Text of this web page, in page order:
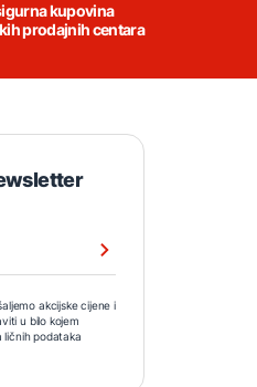
kupovina
prodajnih centara
akcijske cijene i
u bilo kojem
podataka